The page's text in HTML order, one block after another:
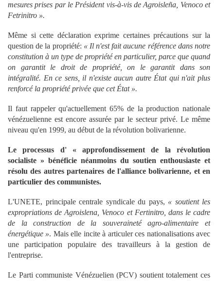
mesures prises par le Président vis-à-vis de Agroisleña, Venoco et
Fetrinitro ».
Même si cette déclaration exprime certaines précautions sur la
question de la propriété: « Il n'est fait aucune référence dans notre
constitution à un type de propriété en particulier, parce que quand
on garantit le droit de propriété, on le garantit dans son
intégralité. En ce sens, il n'existe aucun autre État qui n'ait plus
renforcé la propriété privée que cet État ».
Il faut rappeler qu'actuellement 65% de la production nationale
vénézuelienne est encore assurée par le secteur privé. Le même
niveau qu'en 1999, au début de la révolution bolivarienne.
Le processus d' « approfondissement de la révolution
socialiste » bénéficie néanmoins du soutien enthousiaste et
résolu des autres partenaires de l'alliance bolivarienne, et en
particulier des communistes.
L'UNETE, principale centrale syndicale du pays, « soutient les
expropriations de Agroislena, Venoco et Fertinitro, dans le cadre
de la construction de la souveraineté agro-alimentaire et
énergétique ». Mais elle incite à articuler ces nationalisations avec
une participation populaire des travailleurs à la gestion de
l'entreprise.
Le Parti communiste Vénézuelien (PCV) soutient totalement ces